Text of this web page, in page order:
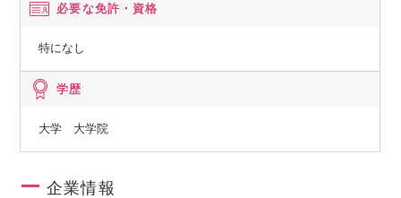
必要な免許・資格
特になし
学歴
大学 大学院
企業情報